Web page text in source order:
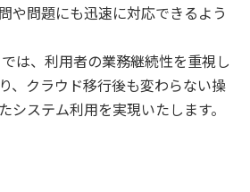
や問題にも迅速に対応できるよう
は、利用者の業務継続性を重視し
、クラウド移行後も変わらない操
システム利用を実現いたします。